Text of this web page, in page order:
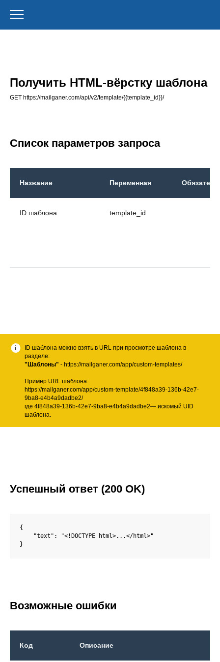
Получить HTML-вёрстку шаблона
GET https://mailganer.com/api/v2/template/{{template_id}}/
Список параметров запроса
Название Переменная
ID шаблона template_id
ID шаблона можно взять в URL при просмотре шаблона в
разделе:
"Шаблоны" - https://mailganer.com/app/custom-templates/
Пример URL шаблона:
https://mailganer.com/app/custom-template/4f848a39-136b-42e7-
9ba8-e4b4a9dadbe2/
где 4f848a39-136b-42e7-9ba8-e4b4a9dadbe2— искомый UID
шаблона.
Успешный ответ (200 OK)
{
    "text": "<!DOCTYPE html>...</html>"
}
Возможные ошибки
Код Описание